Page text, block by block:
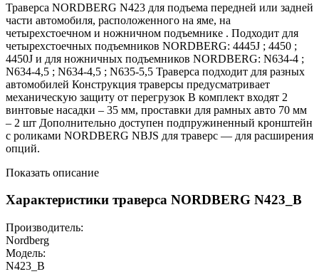
Траверса NORDBERG N423 для подъема передней или задней
части автомобиля, расположенного на яме, на
четырехстоечном и ножничном подъемнике . Подходит для
четырехстоечных подъемников NORDBERG: 4445J ; 4450 ;
4450J и для ножничных подъемников NORDBERG: N634-4 ;
N634-4,5 ; N634-4,5 ; N635-5,5 Траверса подходит для разных
автомобилей Конструкция траверсы предусматривает
механическую защиту от перегрузок В комплект входят 2
винтовые насадки – 35 мм, проставки для рамных авто 70 мм
– 2 шт Дополнительно доступен подпружиненный кронштейн
с роликами NORDBERG NBJS для траверс — для расширения
опций.
Показать описание
Характеристики траверса NORDBERG N423_B
Производитель:
Nordberg
Модель:
N423_B